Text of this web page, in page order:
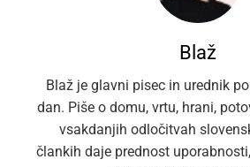
Blaž
Blaž je glavni pisec in urednik
dan. Piše o domu, vrtu, hrani,
vsakdanjih odločitvah
člankih daje prednost